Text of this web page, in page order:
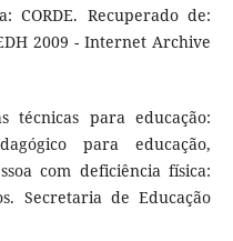
CORDE. Recuperado de:
2009 - Internet Archive
técnicas para educação:
para educação,
com deficiência física:
Secretaria de Educação